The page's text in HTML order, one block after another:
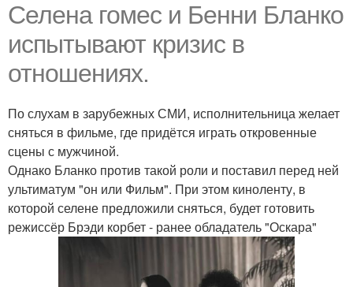
Селена гомес и Бенни Бланко
испытывают кризис в
отношениях.
По слухам в зарубежных СМИ, исполнительница желает
сняться в фильме, где придётся играть откровенные
сцены с мужчиной.
Однако Бланко против такой роли и поставил перед ней
ультиматум "он или Фильм". При этом киноленту, в
которой селене предложили сняться, будет готовить
режиссёр Брэди корбет - ранее обладатель "Оскара"